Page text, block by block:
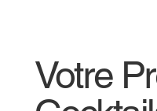
Votre